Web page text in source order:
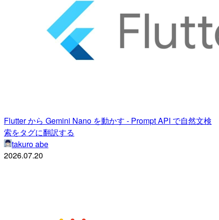
Flutter から Gemini Nano を動かす - Prompt API で自然文検
索をタグに翻訳する
takuro abe
2026.07.20